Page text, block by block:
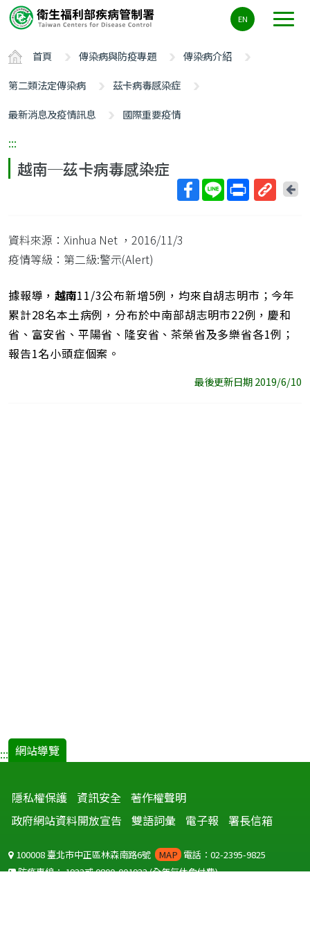
要
容
ALT+C
EN
首頁 傳染病與防疫專題
傳染病介紹
第二類法定傳染病
茲卡病毒感染症
最新消息及疫情訊息
國際重要疫情
:::
越南─茲卡病毒感染症
回
資料來源：Xinhua Net ，2016/11/3
疫情等級：第二級:警示(Alert)
據報導，越南11/3公布新增5例，均來自胡志明市；今年
累計28名本土病例，分布於中南部胡志明市22例，慶和
省、富安省、平陽省、隆安省、茶榮省及多樂省各1例；
報告1名小頭症個案。
最後更新日期 2019/6/10
::: 網站導覽
隱私權保護 資訊安全 著作權聲明
政府網站資料開放宣告
雙語詞彙 電子報 署長信箱
100008 臺北市中正區林森南路6號 MAP 電話：02-2395-9825
防疫專線：1922或0800-001922(全年無休免付費)